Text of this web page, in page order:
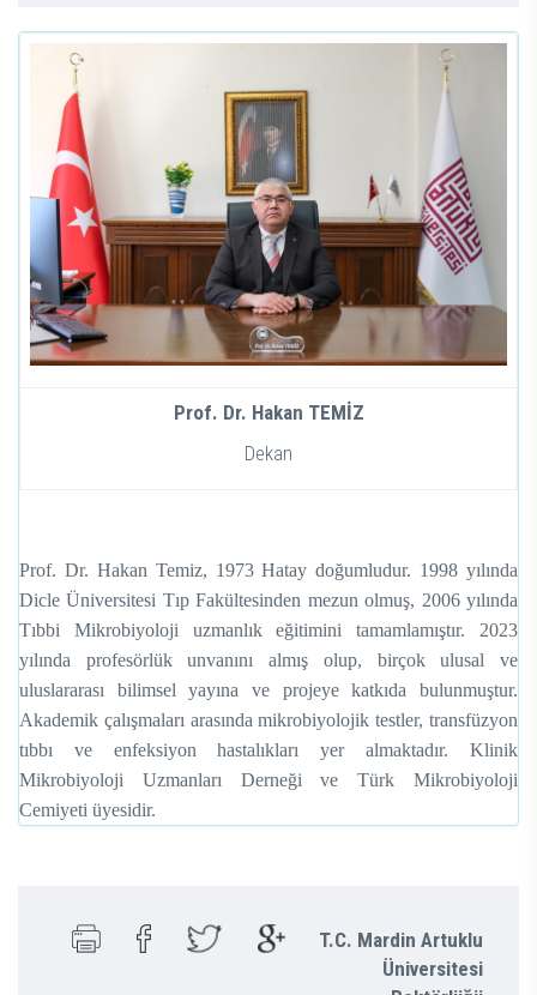
Prof. Dr. Hakan TEMİZ
Dekan
Prof. Dr. Hakan Temiz, 1973 Hatay doğumludur. 1998 yılında
Dicle Üniversitesi Tıp Fakültesinden mezun olmuş, 2006 yılında
Tıbbi Mikrobiyoloji uzmanlık eğitimini tamamlamıştır. 2023
yılında profesörlük unvanını almış olup, birçok ulusal ve
uluslararası bilimsel yayına ve projeye katkıda bulunmuştur.
Akademik çalışmaları arasında mikrobiyolojik testler, transfüzyon
tıbbı ve enfeksiyon hastalıkları yer almaktadır. Klinik
Mikrobiyoloji Uzmanları Derneği ve Türk Mikrobiyoloji
Cemiyeti üyesidir.
T.C. Mardin Artuklu
Üniversitesi